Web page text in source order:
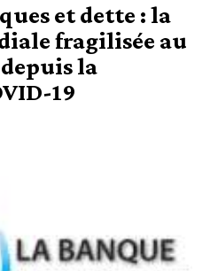
et dette : la
fragilisée au
la
19